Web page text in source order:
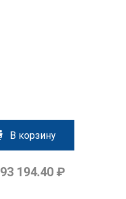
В корзину
93 194.40 ₽